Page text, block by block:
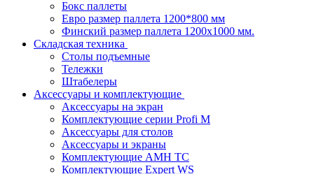
Бокс паллеты
Евро размер паллета 1200*800 мм
Финский размер паллета 1200х1000 мм.
Складская техника
Столы подъемные
Тележки
Штабелеры
Аксессуары и комплектующие
Аксессуары на экран
Комплектующие серии Profi M
Аксессуары для столов
Аксессуары и экраны
Комплектующие AMH TC
Комплектующие Expert WS